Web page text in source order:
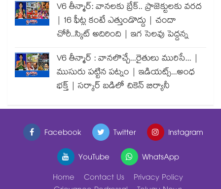
V6 తీన్మార్: వానలకు బ్రేక్.. ప్రాజెక్టులకు వరద
| 16 ఫీట్ల కంటే ఎత్తుండొద్దు | చందా
చోరీ..స్కిట్ అదిరింది | ఇగ సెలవు పెద్దన్న
V6 తీన్మార్ : వానలొచ్చే...రైతులు మురిసే... |
ముసురు పట్టిన పట్నం | ఇడియట్స్...అంధ
భక్త్ | సర్కార్ బడిలో చికెన్ బిర్యానీ
Facebook Twitter
Instagram
YouTube
WhatsApp
Home
Contact Us
Privacy Policy